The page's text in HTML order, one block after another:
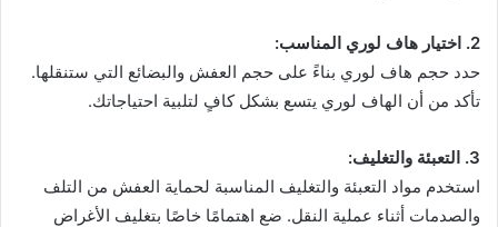
2. اختيار هاف لوري المناسب:
حدد حجم هاف لوري بناءً على حجم العفش والبضائع التي ستنقلها.
تأكد من أن الهاف لوري يتسع بشكل كافٍ لتلبية احتياجاتك.
3. التعبئة والتغليف:
استخدم مواد التعبئة والتغليف المناسبة لحماية العفش من التلف
والصدمات أثناء عملية النقل. ضع اهتمامًا خاصًا بتغليف الأغراض